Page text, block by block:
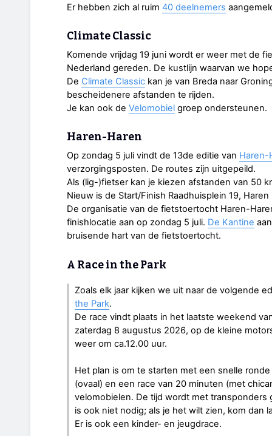
Er hebben zich al ruim 40 deelnemers
Climate Classic
Komende vrijdag 19 juni wordt er weer met de
Nederland gereden. De kustlijn waarvan we
De Climate Classic kan je van Breda naar
bescheidenere afstanden te rijden.
Je kan ook de Velomobiel groep ondersteunen.
Haren-Haren
Op zondag 5 juli vindt de 13de editie van Haren-
verzorgingsposten. De routes zijn uitgepeild.
Als (lig-)fietser kan je kiezen afstanden van 50
Nieuw is de Start/Finish Raadhuisplein 19, Haren
De organisatie van de fietstoertocht Haren-
finishlocatie aan op zondag 5 juli. De Kantine
bruisende hart van de fietstoertocht.
A Race in the Park
Zoals elk jaar kijken we uit naar de volgende
the Park.
De race vindt plaats in het laatste weekend
zaterdag 8 augustus 2026, op de kleine
weer om ca.12.00 uur.
Het plan is om te starten met een snelle
(ovaal) en een race van 20 minuten (met
velomobielen. De tijd wordt met
is ook niet nodig; als je het wilt zien, kom dan
Er is ook een kinder- en jeugdrace.